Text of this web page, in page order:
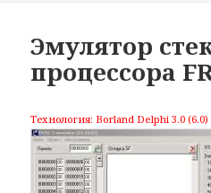
Эмулятор
процессора
Технология: Borland Delphi 3.0 (6.0)